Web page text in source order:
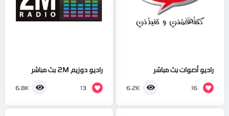
راديو أصوات بث مباشر
16
6.2K
راديو دوزيم 2M بث مباشر
13
6.8K